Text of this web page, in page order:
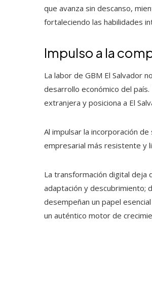
que avanza sin descanso,
fortaleciendo las habilidades
Impulso a la
La labor de GBM El Salvador
desarrollo económico del
extranjera y posiciona a El
Al impulsar la incorporación
empresarial más resistente y
La transformación digital deja
adaptación y descubrimiento;
desempeñan un papel
un auténtico motor de